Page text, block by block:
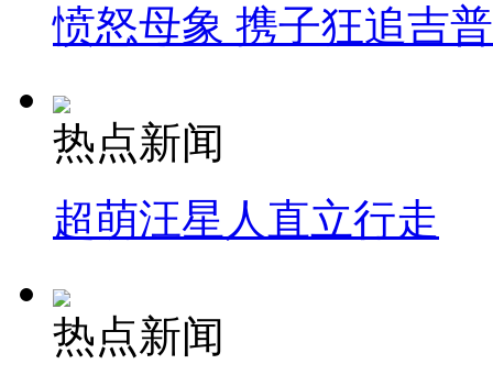
愤怒母象 携子狂追吉
热点新闻
超萌汪星人直立行走
热点新闻